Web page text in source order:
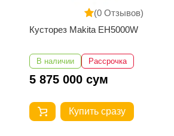
(0 Отзывов)
Кусторез Makita EH5000W
В наличии Рассрочка
5 875 000 сум
Купить сразу